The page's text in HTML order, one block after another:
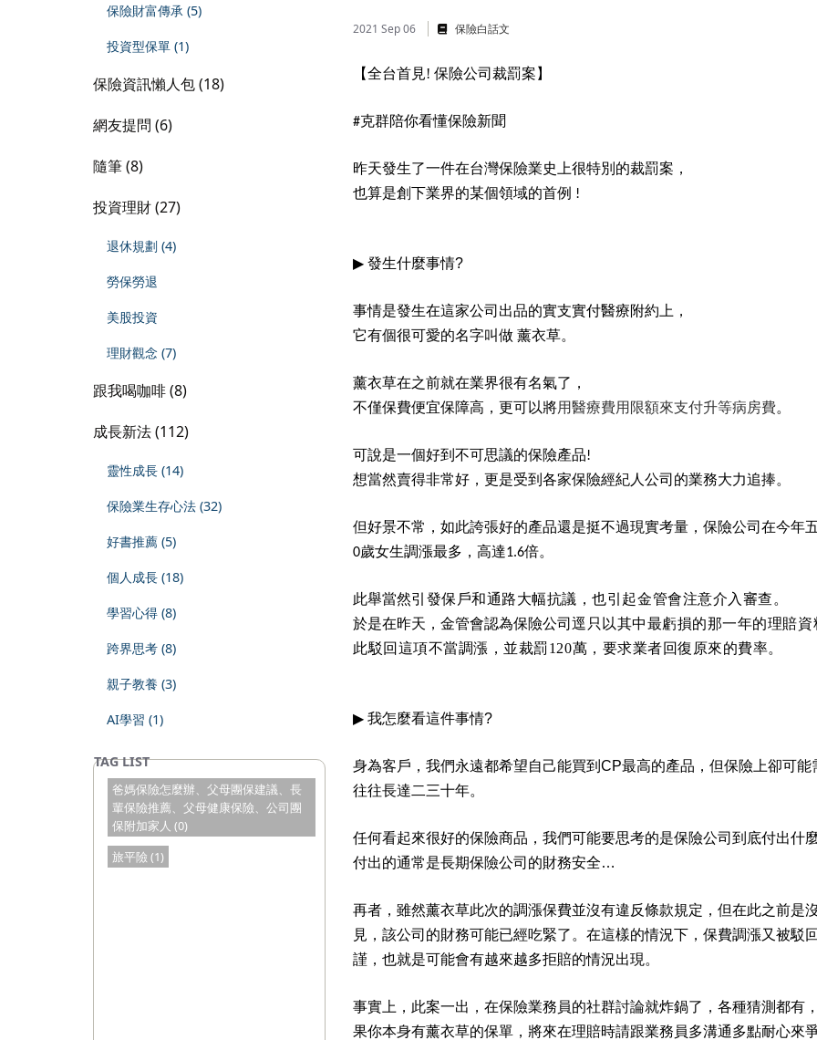
保險財富傳承 (5)
投資型保單 (1)
保險資訊懶人包 (18)
網友提問 (6)
隨筆 (8)
投資理財 (27)
退休規劃 (4)
勞保勞退
美股投資
理財觀念 (7)
跟我喝咖啡 (8)
成長新法 (112)
靈性成長 (14)
保險業生存心法 (32)
好書推薦 (5)
個人成長 (18)
學習心得 (8)
跨界思考 (8)
親子教養 (3)
AI學習 (1)
爸媽保險怎麼辦、父母團保建議、長
輩保險推薦、父母健康保險、公司團
保附加家人 (0)
旅平險 (1)
2021 Sep 06 保險白話文
【全台首見! 保險公司裁罰案】
#克群陪你看懂保險新聞
昨天發生了一件在台灣保險業史上很特別的裁罰案，
也算是創下業界的某個領域的首例 !
▶ 發生什麼事情?
事情是發生在這家公司出品的實支實付醫療附約上，
它有個很可愛的名字叫做 薰衣草。
薰衣草在之前就在業界很有名氣了，
不僅保費便宜保障高，更可以將用醫療費用限額來支付升等病房費。
可說是一個好到不可思議的保險產品!
想當然賣得非常好，更是受到各家保險經紀人公司的業務大力追捧。
但好景不常，如此誇張好的產品還是挺不過現實考量，保險公司在今年
0歲女生調漲最多，高達1.6倍。
此舉當然引發保戶和通路大幅抗議，也引起金管會注意介入審查。
於是在昨天，金管會認為保險公司 逕只以其中最虧損的那一年的理賠
此駁回這項不當調漲，並裁罰120萬，要求業者回復原來的費率。
▶ 我怎麼看這件事情?
身為客戶，我們永遠都希望自己能買到 CP最高的產品，但保險上卻可
往往長達二三十年。
任何看起來很好的保險商品，我們可能要思考的是保險公司到底付出什
付出的通常是長期保險公司的財務安全…
再者，雖然薰衣草此次的調漲保費並沒有違反條款規定，但在此之前是
見，該公司的財務可能已經吃緊了。在這樣的情況下，保費調漲又被駁
謹，也就是可能會有越來越多拒賠的情況出現。
事實上，此案一出，在保險業務員的社群討論就炸鍋了，各種猜測都有
果你本身有薰衣草的保單，將來在理賠時請跟業務員多溝通多點耐心來